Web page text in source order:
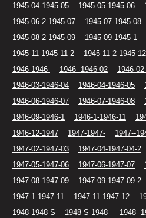
1945-04-1945-05
1945-05-1945-06
1945-06-2-1945-07
1945-07-1945-08
1945-08-2-1945-09
1945-09-1945-1
1945-11-1945-11-2
1945-11-2-1945-12
1946-1946-
1946--1946-02
1946-
1946-03-1946-04
1946-04-1946-05
1946-06-1946-07
1946-07-1946-08
1946-09-1946-1
1946-1-1946-11
1946-12-1947
1947-1947-
1947--
1947-02-1947-03
1947-04-1947-04-2
1947-05-1947-06
1947-06-1947-07
1947-08-1947-09
1947-09-1947-09-2
1947-1-1947-11
1947-11-1947-12
1948-1948 S
1948 S-1948-
1948--